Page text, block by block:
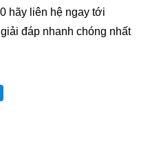
hãy liên hệ ngay tới
đáp nhanh chóng nhất